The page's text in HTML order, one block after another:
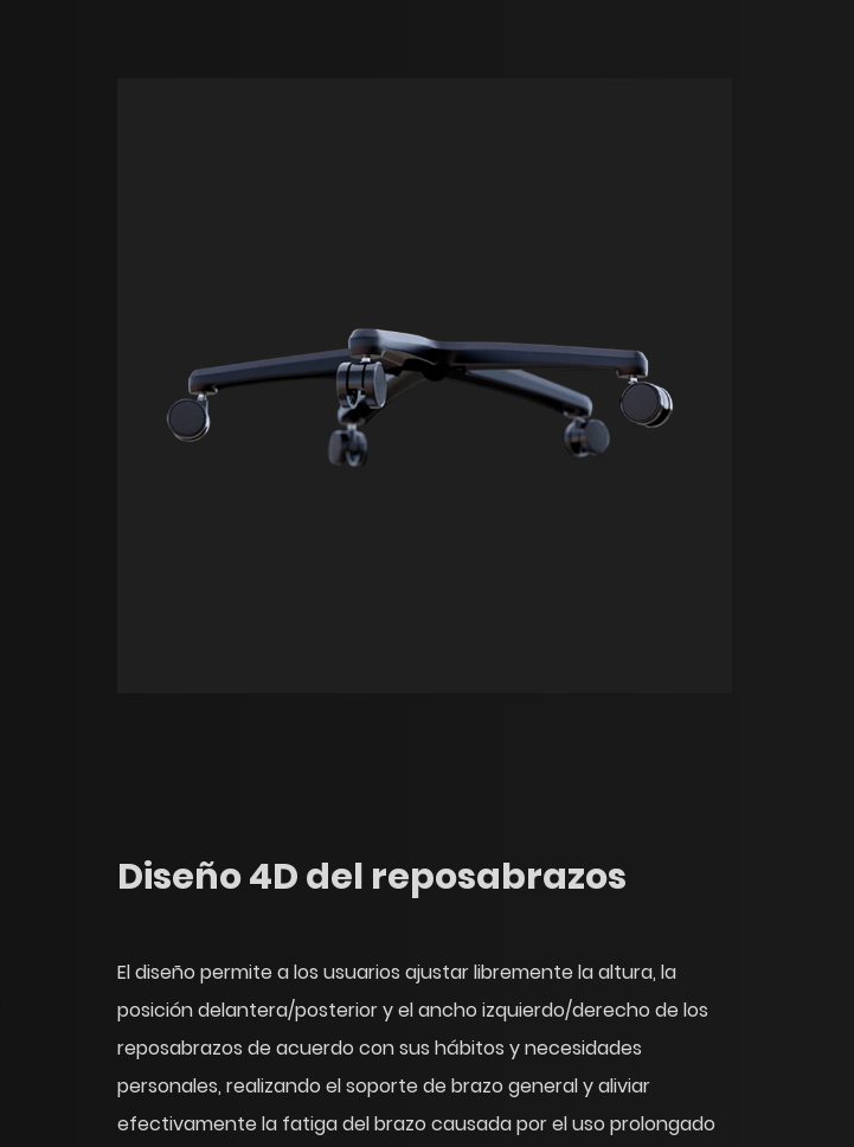
Diseño 4D del reposabrazos
El diseño permite a los usuarios ajustar libremente la altura, la
posición delantera/posterior y el ancho izquierdo/derecho de los
reposabrazos de acuerdo con sus hábitos y necesidades
personales, realizando el soporte de brazo general y aliviar
efectivamente la fatiga del brazo causada por el uso prolongado